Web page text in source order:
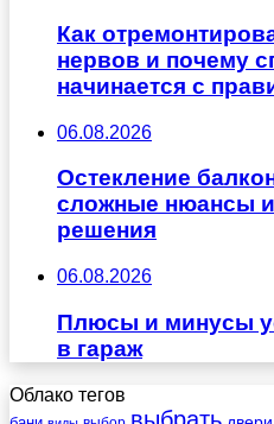
Как
нервов и почему
начинается с
06.08.2026
Остекление
сложные нюансы
решения
06.08.2026
Плюсы и минусы
в гараж
Облако тегов
выбрать